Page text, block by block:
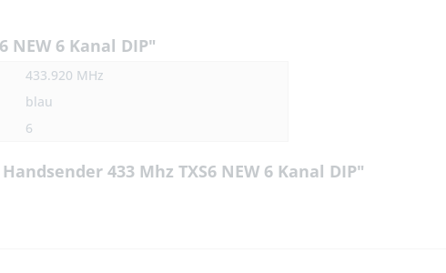
NEW 6 Kanal DIP"
433.920 MHz
blau
6
433 Mhz TXS6 NEW 6 Kanal DIP"